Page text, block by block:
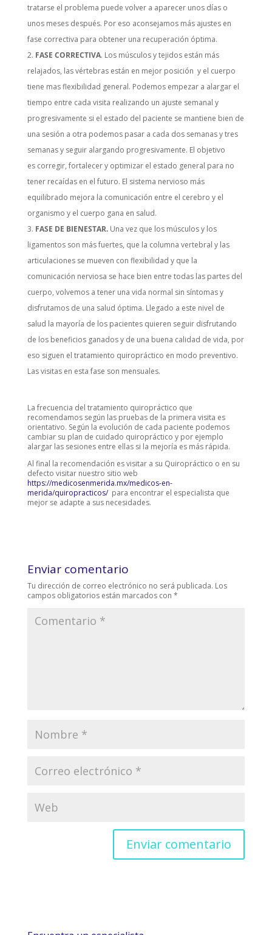
tratarse el problema puede volver a aparecer unos días o
unos meses después. Por eso aconsejamos más ajustes en
fase correctiva para obtener una recuperación óptima.
FASE CORRECTIVA. Los músculos y tejidos están más
relajados, las vértebras están en mejor posición y el cuerpo
tiene mas flexibilidad general. Podemos empezar a alargar el
tiempo entre cada visita realizando un ajuste semanal y
progresivamente si el estado del paciente se mantiene bien de
una sesión a otra podemos pasar a cada dos semanas y tres
semanas y seguir alargando progresivamente. El objetivo
es corregir, fortalecer y optimizar el estado general para no
tener recaídas en el futuro. El sistema nervioso más
equilibrado mejora la comunicación entre el cerebro y el
organismo y el cuerpo gana en salud.
FASE DE BIENESTAR.Una vez que los músculos y los
ligamentos son más fuertes, que la columna vertebral y las
articulaciones se mueven con flexibilidad y que la
comunicación nerviosa se hace bien entre todas las partes del
cuerpo, volvemos a tener una vida normal sin síntomas y
disfrutamos de una salud óptima. Llegado a este nivel de
salud la mayoría de los pacientes quieren seguir disfrutando
de los beneficios ganados y de una buena calidad de vida, por
eso siguen el tratamiento quiropráctico en modo preventivo.
Las visitas en esta fase son mensuales.
La frecuencia del tratamiento quiropráctico que
recomendamos según las pruebas de la primera visita es
orientativo. Según la evolución de cada paciente podemos
cambiar su plan de cuidado quiropráctico y por ejemplo
alargar las sesiones entre ellas si la mejoría es más rápida.
Al final la recomendación es visitar a su Quiropráctico o en su
defecto visitar nuestro sitio web
https://medicosenmerida.mx/medicos-en-
merida/quiropracticos/para encontrar el especialista que
mejor se adapte a sus necesidades.
Enviar comentario
Tu dirección de correo electrónico no será publicada. Los
campos obligatorios están marcados con *